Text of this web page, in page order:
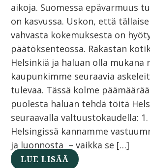
aikoja. Suomessa epävarmuus
on kasvussa. Uskon, että
vahvasta kokemuksesta on
päätöksenteossa. Rakastan
Helsinkiä ja haluan olla mukana
kaupunkimme seuraavia
tulevaa. Tässä kolme
puolesta haluan tehdä töitä
seuraavalla valtuustokaudella: 1.
Helsingissä kannamme
ja luonnosta – vaikka se […]
LUE LISÄÄ